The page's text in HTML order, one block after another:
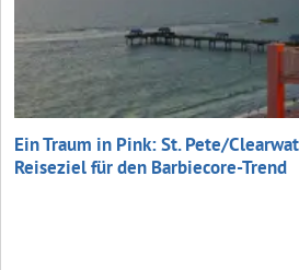
Ein Traum in Pink: St. Pete/
Reiseziel für den Barbiecore-Trend